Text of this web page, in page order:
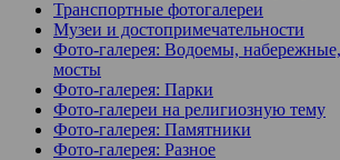
Транспортные фотогалереи
Музеи и достопримечательности
Фото-галерея: Водоемы,
мосты
Фото-галерея: Парки
Фото-галереи на религиозную тему
Фото-галерея: Памятники
Фото-галерея: Разное